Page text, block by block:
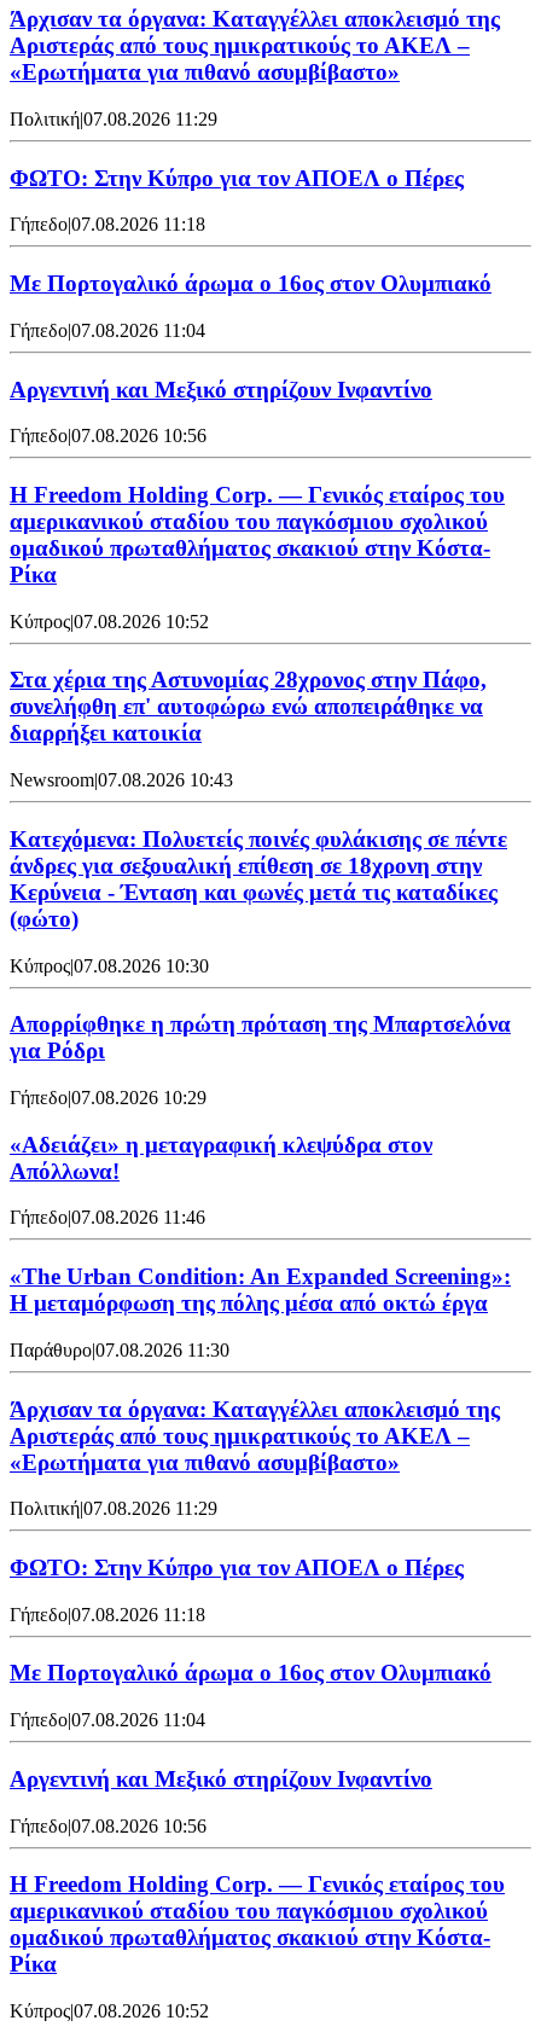
Άρχισαν τα όργανα: Καταγγέλλει αποκλεισμό της
Αριστεράς από τους ημικρατικούς το ΑΚΕΛ –
«Ερωτήματα για πιθανό ασυμβίβαστο»
Πολιτική|07.08.2026 11:29
ΦΩΤΟ: Στην Κύπρο για τον ΑΠΟΕΛ ο Πέρες
Γήπεδο|07.08.2026 11:18
Με Πορτογαλικό άρωμα ο 16ος στον Ολυμπιακό
Γήπεδο|07.08.2026 11:04
Αργεντινή και Μεξικό στηρίζουν Ινφαντίνο
Γήπεδο|07.08.2026 10:56
Η Freedom Holding Corp. — Γενικός εταίρος του
αμερικανικού σταδίου του παγκόσμιου σχολικού
ομαδικού πρωταθλήματος σκακιού στην Κόστα-
Ρίκα
Κύπρος|07.08.2026 10:52
Στα χέρια της Αστυνομίας 28χρονος στην Πάφο,
συνελήφθη επ' αυτοφώρω ενώ αποπειράθηκε να
διαρρήξει κατοικία
Newsroom|07.08.2026 10:43
Κατεχόμενα: Πολυετείς ποινές φυλάκισης σε πέντε
άνδρες για σεξουαλική επίθεση σε 18χρονη στην
Κερύνεια - Ένταση και φωνές μετά τις καταδίκες
(φώτο)
Κύπρος|07.08.2026 10:30
Απορρίφθηκε η πρώτη πρόταση της Μπαρτσελόνα
για Ρόδρι
Γήπεδο|07.08.2026 10:29
«Αδειάζει» η μεταγραφική κλεψύδρα στον
Απόλλωνα!
Γήπεδο|07.08.2026 11:46
«The Urban Condition: An Expanded Screening»:
Η μεταμόρφωση της πόλης μέσα από οκτώ έργα
Παράθυρο|07.08.2026 11:30
Άρχισαν τα όργανα: Καταγγέλλει αποκλεισμό της
Αριστεράς από τους ημικρατικούς το ΑΚΕΛ –
«Ερωτήματα για πιθανό ασυμβίβαστο»
Πολιτική|07.08.2026 11:29
ΦΩΤΟ: Στην Κύπρο για τον ΑΠΟΕΛ ο Πέρες
Γήπεδο|07.08.2026 11:18
Με Πορτογαλικό άρωμα ο 16ος στον Ολυμπιακό
Γήπεδο|07.08.2026 11:04
Αργεντινή και Μεξικό στηρίζουν Ινφαντίνο
Γήπεδο|07.08.2026 10:56
Η Freedom Holding Corp. — Γενικός εταίρος του
αμερικανικού σταδίου του παγκόσμιου σχολικού
ομαδικού πρωταθλήματος σκακιού στην Κόστα-
Ρίκα
Κύπρος|07.08.2026 10:52